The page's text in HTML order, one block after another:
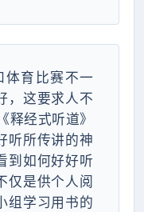
体育比赛不一
，这要求人不
释经式听道》
听所传讲的神
到如何好好听
仅是供个人阅
组学习用书的